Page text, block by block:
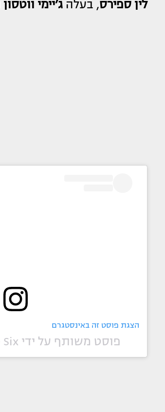
לין ספירס, בעלה ג’יימי ווטסון
הצגת פוסט זה באינסטגרם
פוסט משותף על ידי ‏‎Page Six‎‏ (@‏‎pagesix‎‏)